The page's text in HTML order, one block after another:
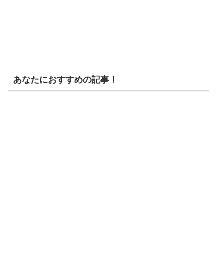
あなたにおすすめの記事！